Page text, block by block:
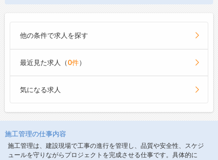
他の条件で求人を探す
最近見た求人（0件）
気になる求人
施工管理の仕事内容
施工管理は、建設現場で工事の進行を管理し、品質や安全性、スケジ
ュールを守りながらプロジェクトを完成させる仕事です。具体的に